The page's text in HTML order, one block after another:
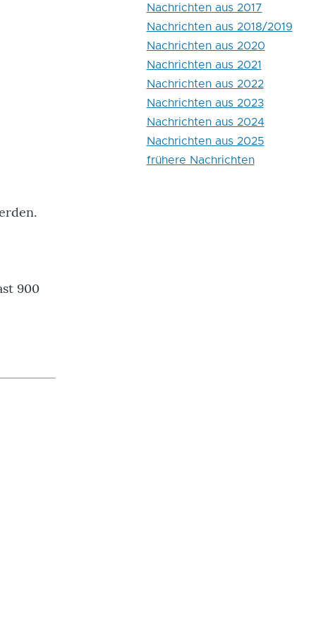
900
Nachrichten aus 2017
Nachrichten aus 2018/2019
Nachrichten aus 2020
Nachrichten aus 2021
Nachrichten aus 2022
Nachrichten aus 2023
Nachrichten aus 2024
Nachrichten aus 2025
frühere Nachrichten